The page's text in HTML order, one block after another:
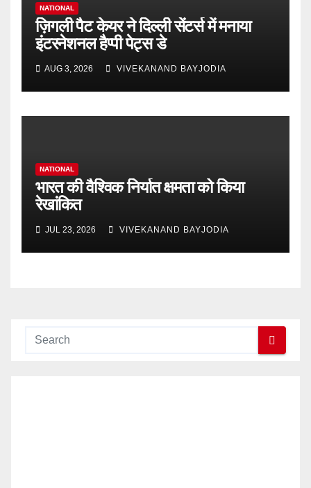
NATIONAL
ज़िगली पैट केयर ने दिल्ली सेंटर्स में मनाया
इंटरनेशनल हैप्पी पेट्स डे
AUG 3, 2026 VIVEKANAND BAYJODIA
NATIONAL
भारत की वैश्विक निर्यात क्षमता को किया
रेखांकित
JUL 23, 2026 VIVEKANAND BAYJODIA